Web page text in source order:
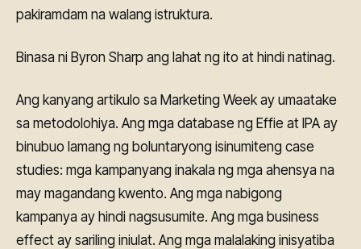
pakiramdam na walang istruktura.
Binasa ni Byron Sharp ang lahat ng ito at hindi natinag.
Ang kanyang artikulo sa Marketing Week ay umaatake
sa metodolohiya. Ang mga database ng Effie at IPA ay
binubuo lamang ng boluntaryong isinumiteng case
studies: mga kampanyang inakala ng mga ahensya na
may magandang kwento. Ang mga nabigong
kampanya ay hindi nagsusumite. Ang mga business
effect ay sariling iniulat. Ang mga malalaking inisyatiba